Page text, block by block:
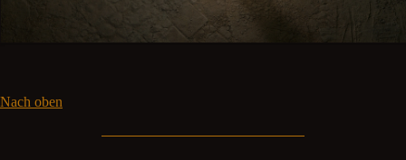
Nach oben